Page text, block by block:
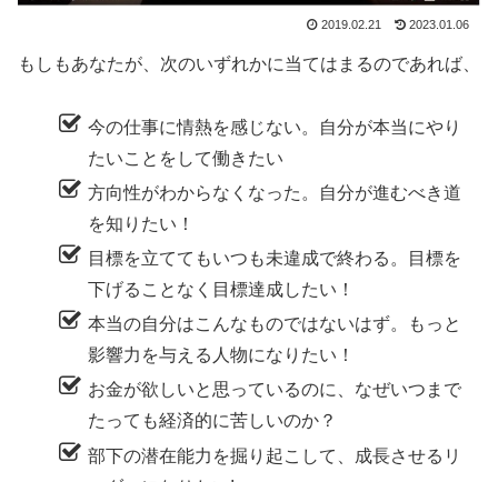
2019.02.21 2023.01.06
もしもあなたが、次のいずれかに当てはまるのであれば、
今の仕事に情熱を感じない。自分が本当にやり
たいことをして働きたい
方向性がわからなくなった。自分が進むべき道
を知りたい！
目標を立ててもいつも未違成で終わる。目標を
下げることなく目標達成したい！
本当の自分はこんなものではないはず。もっと
影響力を与える人物になりたい！
お金が欲しいと思っているのに、なぜいつまで
たっても経済的に苦しいのか？
部下の潜在能力を掘り起こして、成長させるリ